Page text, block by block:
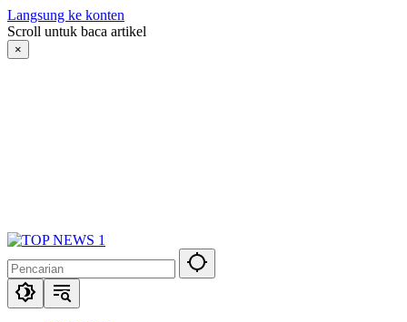
Langsung ke konten
Scroll untuk baca artikel
×